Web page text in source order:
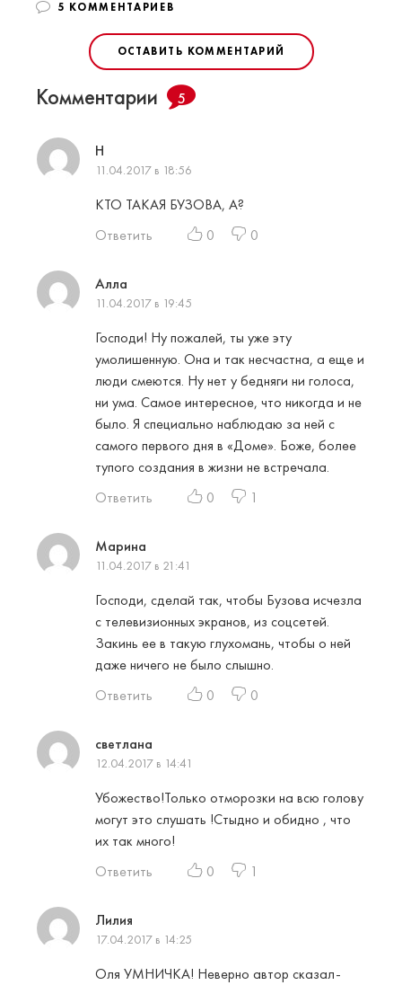
5 КОММЕНТАРИЕВ
ОСТАВИТЬ КОММЕНТАРИЙ
Комментарии 5
Н
11.04.2017 в 18:56
КТО ТАКАЯ БУЗОВА, А?
Ответить
0 0
Алла
11.04.2017 в 19:45
Господи! Ну пожалей, ты уже эту
умолишенную. Она и так несчастна, а еще и
люди смеются. Ну нет у бедняги ни голоса,
ни ума. Самое интересное, что никогда и не
было. Я специально наблюдаю за ней с
самого первого дня в «Доме». Боже, более
тупого создания в жизни не встречала.
Ответить
0 1
Марина
11.04.2017 в 21:41
Господи, сделай так, чтобы Бузова исчезла
с телевизионных экранов, из соцсетей.
Закинь ее в такую глухомань, чтобы о ней
даже ничего не было слышно.
Ответить
0 0
светлана
12.04.2017 в 14:41
Убожество!Только отморозки на всю голову
могут это слушать !Стыдно и обидно , что
их так много!
Ответить
0 1
Лилия
17.04.2017 в 14:25
Оля УМНИЧКА! Неверно автор сказал-